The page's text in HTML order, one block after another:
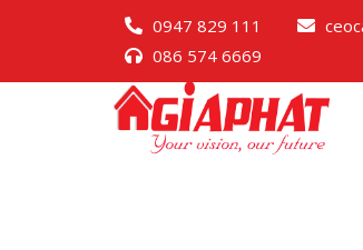
0947 829 111
086 574 6669